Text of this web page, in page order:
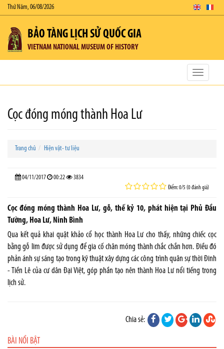
Thứ Năm, 06/08/2026
BẢO TÀNG LỊCH SỬ QUỐC GIA
VIETNAM NATIONAL MUSEUM OF HISTORY
Toggle
Cọc đóng móng thành Hoa Lư
Trang chủ Hiện vật- tư liệu
04/11/2017 00:22 3834
Điểm: 0/5 (0 đánh giá)
Cọc đóng móng thành Hoa Lư, gỗ, thế kỷ 10, phát hiện tại Phủ Đầu
Tường, Hoa Lư, Ninh Bình
Qua kết quả khai quật khảo cổ học thành Hoa Lư cho thấy, những chiếc cọc
bằng gỗ lim được sử dụng để gia cố chân móng thành chắc chắn hơn. Điều đó
phản ánh sự sáng tạo trong kỹ thuật xây dựng các công trình quân sự thời Đinh
- Tiền Lê của cư dân Đại Việt, góp phần tạo nên thành Hoa Lư nổi tiếng trong
lịch sử.
Chia sẻ:
BÀI NỔI BẬT